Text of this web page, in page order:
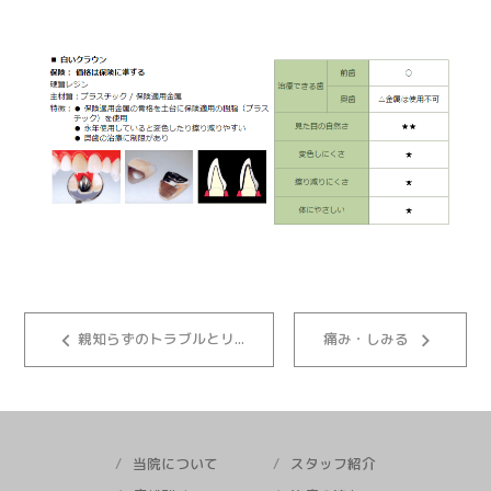
keyboard_arrow_left 親知らずのトラブルとリ... 痛み・しみる keyboard_arrow_right
当院について
スタッフ紹介